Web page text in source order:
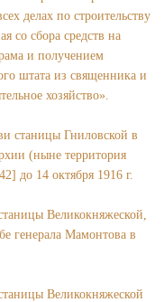
делах по строительству
со сбора средств на
и получением
штата из священника и
хозяйство».
станицы Гниловской в
(ныне территория
до 14 октября 1916 г.
Великокняжеской,
генерала Мамонтова в
Великокняжеской